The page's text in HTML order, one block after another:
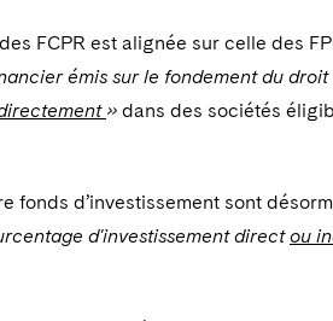
FCPR est alignée sur celle des
émis sur le fondement du
» dans des sociétés
fonds d’investissement sont
d'investissement directou